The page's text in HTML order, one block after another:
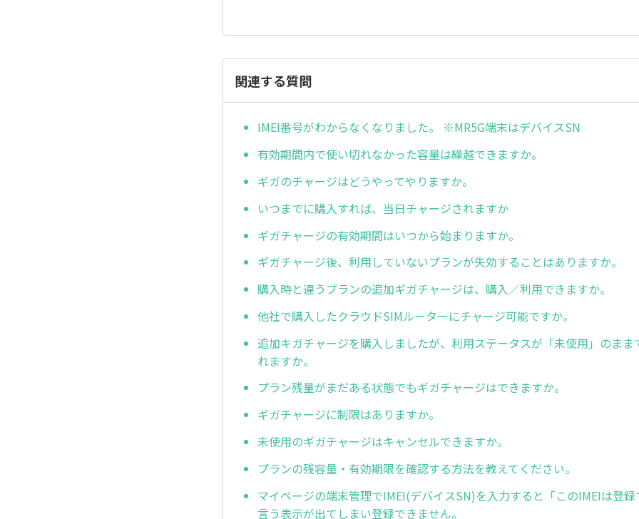
関連する質問
IMEI番号がわからなくなりました。 ※MR5G端末はデバイスSN
有効期間内で使い切れなかった容量は繰越できますか。
ギガのチャージはどうやってやりますか。
いつまでに購入すれば、当日チャージされますか
ギガチャージの有効期間はいつから始まりますか。
ギガチャージ後、利用していないプランが失効することはありますか。
購入時と違うプランの追加ギガチャージは、購入／利用できますか。
他社で購入したクラウドSIMルーターにチャージ可能ですか。
追加キガチャージを購入しましたが、利用ステータスが「未使用」のまま
れますか。
プラン残量がまだある状態でもギガチャージはできますか。
ギガチャージに制限はありますか。
未使用のギガチャージはキャンセルできますか。
プランの残容量・有効期限を確認する方法を教えてください。
マイページの端末管理でIMEI(デバイスSN)を入力すると「このIMEIは登録
言う表示が出てしまい登録できません。